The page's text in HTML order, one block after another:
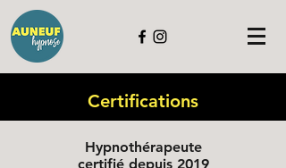
Certifications
Hypnothérapeute
certifié depuis 2019